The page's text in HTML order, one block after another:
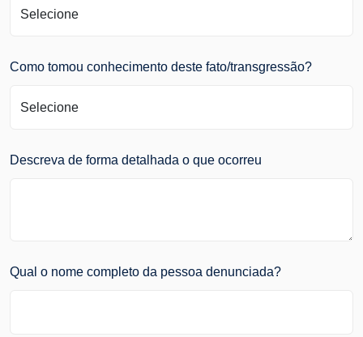
Como tomou conhecimento deste fato/transgressão?
Descreva de forma detalhada o que ocorreu
Qual o nome completo da pessoa denunciada?